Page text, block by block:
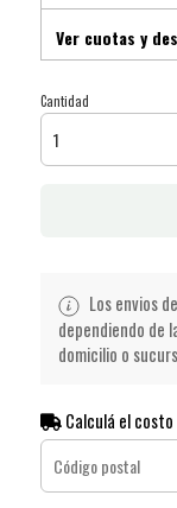
Ver cuotas y
Cantidad
Los envios
dependiendo de
domicilio o
Calculá el costo